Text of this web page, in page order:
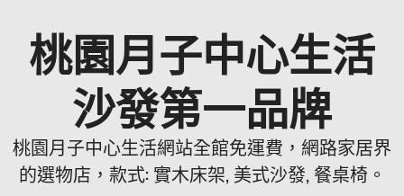
桃園月子中心生活
沙發第一品牌
桃園月子中心生活網站全館免運費，網路家居界
的選物店，款式: 實木床架, 美式沙發, 餐桌椅。